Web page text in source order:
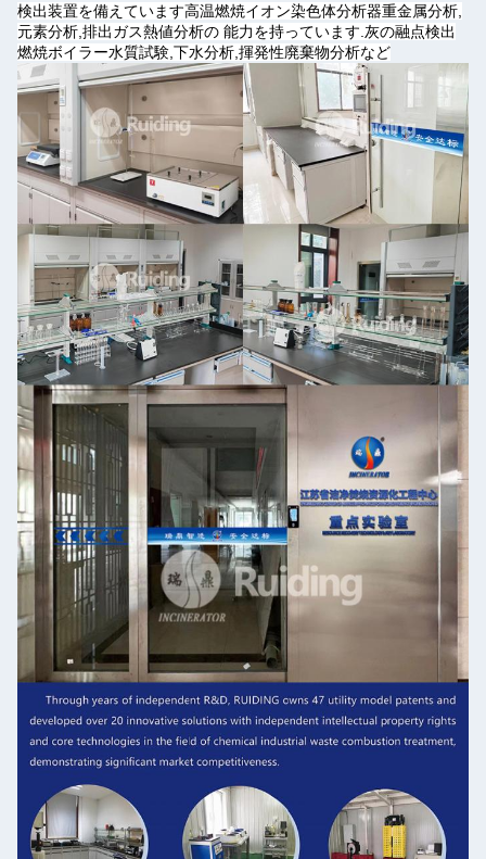
検出装置を備えています高温燃焼イオン染色体分析器重金属分析,
元素分析,排出ガス熱値分析の 能力を持っています.灰の融点検出
燃焼ボイラー水質試験,下水分析,揮発性廃棄物分析など